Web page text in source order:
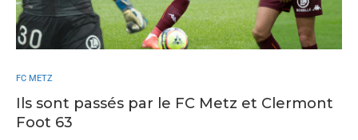
FC METZ
Ils sont passés par le FC Metz et Clermont
Foot 63